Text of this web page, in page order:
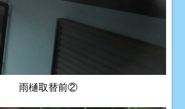
雨樋取替前②